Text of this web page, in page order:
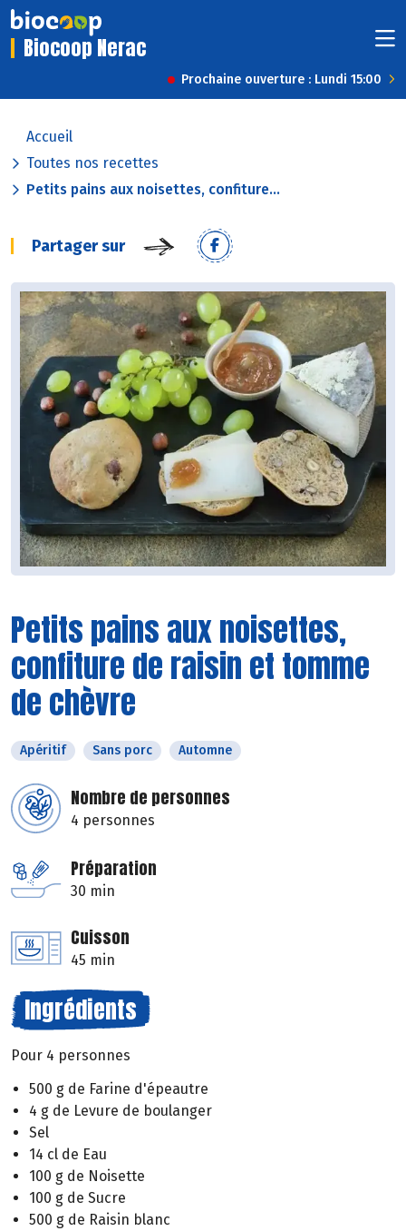
Biocoop Nerac
Prochaine ouverture : Lundi 15:00
Accueil
Toutes nos recettes
Petits pains aux noisettes, confiture...
Partager sur
Petits pains aux noisettes,
confiture de raisin et tomme
de chèvre
Apéritif Sans porc Automne
Nombre de personnes
4 personnes
Préparation
30 min
Cuisson
45 min
Ingrédients
Pour 4 personnes
500 g de Farine d'épeautre
4 g de Levure de boulanger
Sel
14 cl de Eau
100 g de Noisette
100 g de Sucre
500 g de Raisin blanc